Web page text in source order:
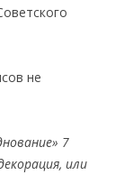
не
» 7
екорация, или